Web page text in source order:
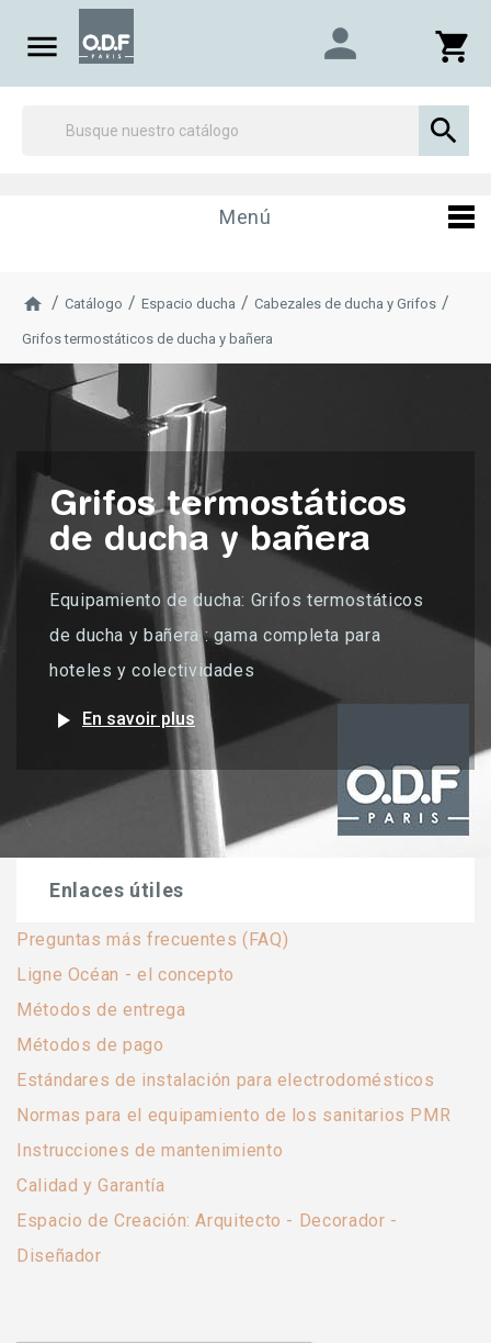
 shopping_cart
person

Menú
Catálogo Espacio ducha Cabezales de ducha y Grifos
Grifos termostáticos de ducha y bañera
Grifos termostáticos
de ducha y bañera
Equipamiento de ducha: Grifos termostáticos
de ducha y bañera : gama completa para
hoteles y colectividades
play_arrow En savoir plus
Enlaces útiles
Preguntas más frecuentes (FAQ)
Ligne Océan - el concepto
Métodos de entrega
Métodos de pago
Estándares de instalación para electrodomésticos
Normas para el equipamiento de los sanitarios PMR
Instrucciones de mantenimiento
Calidad y Garantía
Espacio de Creación: Arquitecto - Decorador -
Diseñador